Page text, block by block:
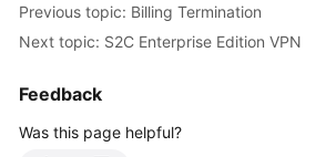
Getting
Started
User
Previous topic: Billing Termination
Next topic: S2C Enterprise Edition VPN
Feedback
Was this page helpful?